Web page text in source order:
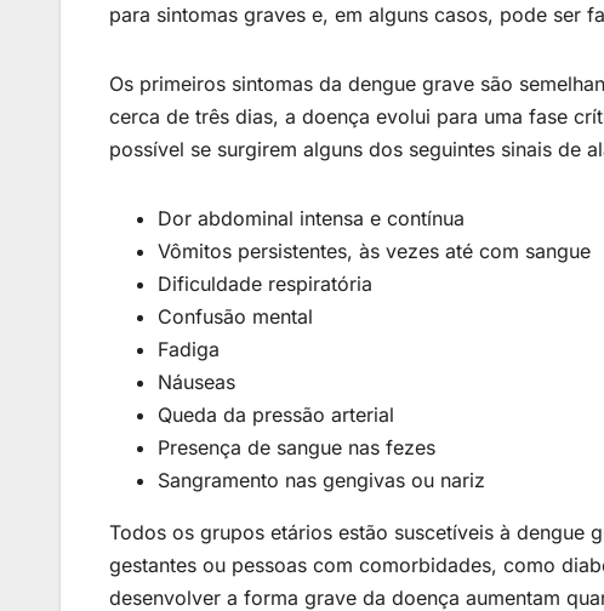
para sintomas graves e, em alguns casos, pode ser
Os primeiros sintomas da dengue grave são
cerca de três dias, a doença evolui para uma fase
possível se surgirem alguns dos seguintes sinais de
Dor abdominal intensa e contínua
Vômitos persistentes, às vezes até com sangue
Dificuldade respiratória
Confusão mental
Fadiga
Náuseas
Queda da pressão arterial
Presença de sangue nas fezes
Sangramento nas gengivas ou nariz
Todos os grupos etários estão suscetíveis à dengue
gestantes ou pessoas com comorbidades, como
desenvolver a forma grave da doença aumentam